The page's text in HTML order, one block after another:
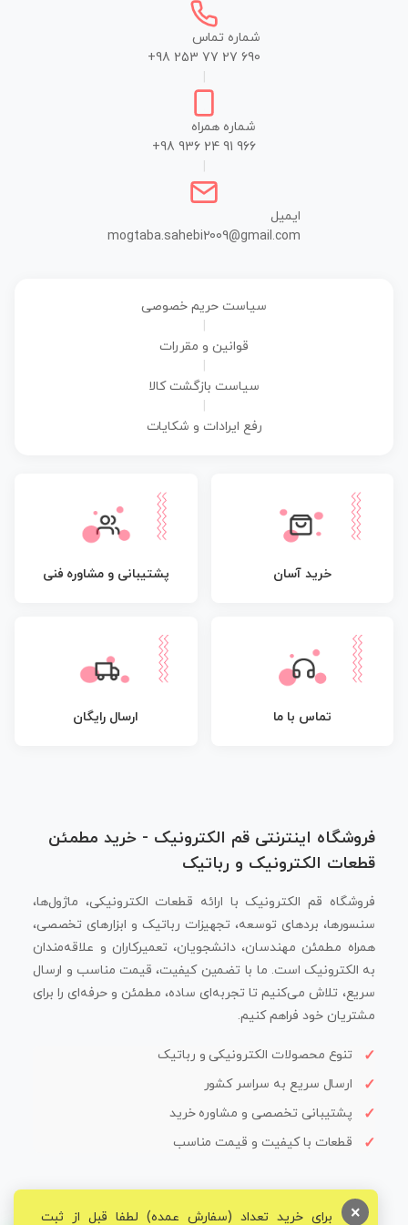
شماره تماس
+98 253 77 27 690
شماره همراه
+98 936 24 91 966
ایمیل
mogtaba.sahebi2009@gmail.com
سیاست حریم خصوصی
قوانین و مقررات
سیاست بازگشت کالا
رفع ایرادات و شکایات
خرید آسان پشتیبانی و مشاوره فنی
تماس با ما ارسال رایگان
فروشگاه اینترنتی قم الکترونیک - خرید مطمئن
قطعات الکترونیک و رباتیک
فروشگاه قم الکترونیک با ارائه قطعات الکترونیکی، ماژول‌ها،
سنسورها، بردهای توسعه، تجهیزات رباتیک و ابزارهای تخصصی،
همراه مطمئن مهندسان، دانشجویان، تعمیرکاران و علاقه‌مندان
به الکترونیک است. ما با تضمین کیفیت، قیمت مناسب و ارسال
سریع، تلاش می‌کنیم تا تجربه‌ای ساده، مطمئن و حرفه‌ای را برای
مشتریان خود فراهم کنیم.
تنوع محصولات الکترونیکی و رباتیک
ارسال سریع به سراسر کشور
پشتیبانی تخصصی و مشاوره خرید
قطعات با کیفیت و قیمت مناسب
برای خرید تعداد (سفارش عمده) لطفا قبل از ثبت ×